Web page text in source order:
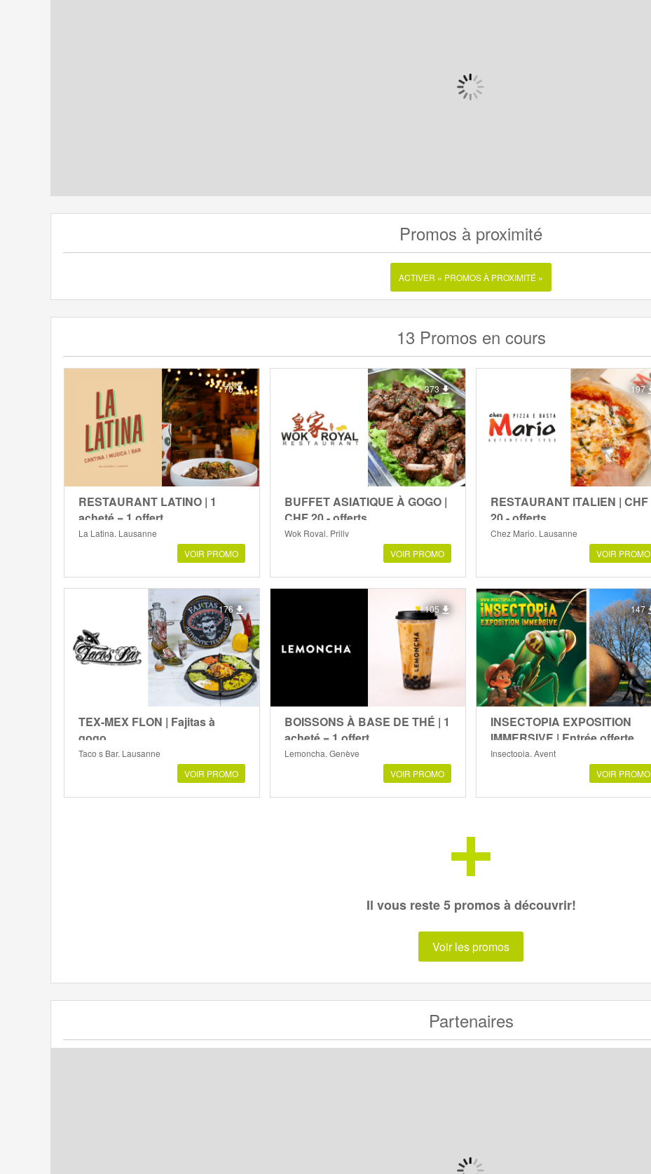
Promos à proximité
ACTIVER « PROMOS À PROXIMITÉ »
13 Promos en cours
70
RESTAURANT LATINO | 1
acheté = 1 offert
La Latina, Lausanne
VOIR PROMO
373
BUFFET ASIATIQUE À GOGO |
CHF 20.- offerts
Wok Royal, Prilly
VOIR PROMO
197
RESTAURANT ITALIEN | CHF
20.- offerts
Chez Mario, Lausanne
VOIR PROMO
176
TEX-MEX FLON | Fajitas à
gogo
Taco s Bar, Lausanne
VOIR PROMO
105
BOISSONS À BASE DE THÉ | 1
acheté = 1 offert
Lemoncha, Genève
VOIR PROMO
147
INSECTOPIA EXPOSITION
IMMERSIVE | Entrée offerte
Insectopia, Ayent
VOIR PROMO
+
Il vous reste 5 promos à découvrir!
Voir les promos
Partenaires